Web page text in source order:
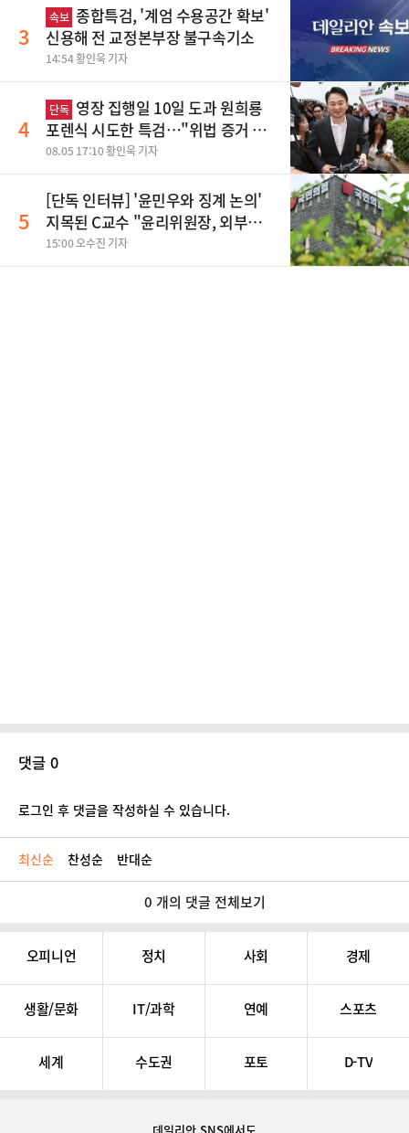
3
속보 종합특검, '계엄 수용공간 확보'
신용해 전 교정본부장 불구속기소
14:54 황인욱 기자
4
단독 영장 집행일 10일 도과 원희룡
포렌식 시도한 특검…"위법 증거 수
집" 지적
08.05 17:10 황인욱 기자
5
[단독 인터뷰] '윤민우와 징계 논의'
지목된 C교수 "윤리위원장, 외부와
논의 잘못된 행위"
15:00 오수진 기자
댓글 0
로그인 후 댓글을 작성하실 수 있습니다.
최신순 찬성순 반대순
0 개의 댓글 전체보기
오피니언 정치 사회 경제
생활/문화 IT/과학 연예 스포츠
세계 수도권 포토 D-TV